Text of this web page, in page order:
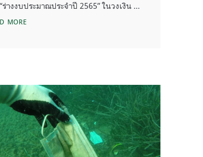
ร่างงบประมาณประจำปี 2565” ในวงเงิน …
MOREความไม่สมเหตุสมผลของงบสิ่งแวดล้อมที่ลดลง ในร่างงบ